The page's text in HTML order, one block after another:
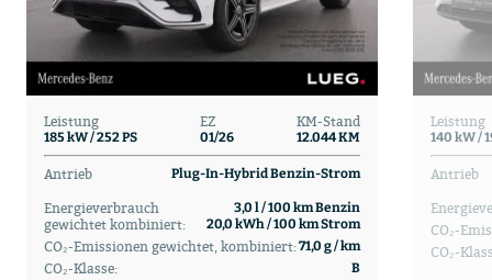
Leistung
185 kW / 252 PS
EZ
01/26
KM-Stand
12.044 KM
Antrieb Plug-In-Hybrid Benzin-Strom
Energieverbrauch
gewichtet kombiniert:
3,0 l / 100 km Benzin
20,0 kWh / 100 km Strom
CO₂-Emissionen gewichtet, kombiniert:71,0 g / km
CO₂-Klasse:
B
Leistung
140 kW /
Antrieb
CO₂-
CO₂-